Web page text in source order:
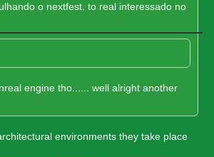
o nextfest. to real interessado no
engine tho...... well alright another
environments they take place